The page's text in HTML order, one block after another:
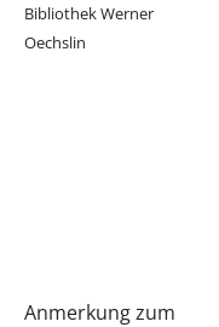
Bibliothek Werner
Oechslin
Anmerkung zum